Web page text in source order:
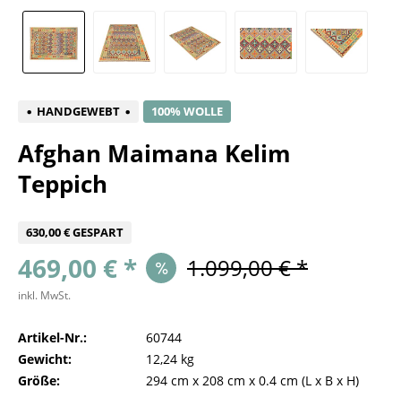
HANDGEWEBT 100% WOLLE
Afghan Maimana Kelim
Teppich
630,00 € GESPART
469,00 € * 1.099,00 € *
inkl. MwSt.
Artikel-Nr.:
60744
Gewicht:
12,24 kg
Größe:
294 cm x 208 cm x 0.4 cm (L x B x H)